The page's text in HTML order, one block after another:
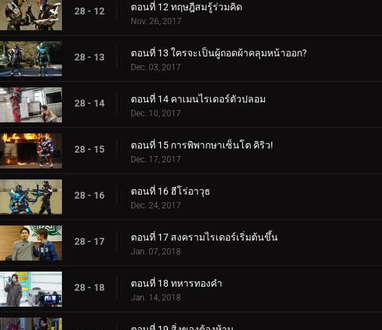
28 - 12 ตอนที่ 12 ทฤษฎีสมรู้ร่วมคิด
Nov. 26, 2017
28 - 13 ตอนที่ 13 ใครจะเป็นผู้ถอดผ้าคลุมหน้าออก?
Dec. 03, 2017
28 - 14 ตอนที่ 14 คาเมนไรเดอร์ตัวปลอม
Dec. 10, 2017
28 - 15 ตอนที่ 15 การพิพากษาเซ็นโต คิริว!
Dec. 17, 2017
28 - 16 ตอนที่ 16 ฮีโร่อาวุธ
Dec. 24, 2017
28 - 17 ตอนที่ 17 สงครามไรเดอร์เริ่มต้นขึ้น
Jan. 07, 2018
28 - 18 ตอนที่ 18 ทหารทองคำ
Jan. 14, 2018